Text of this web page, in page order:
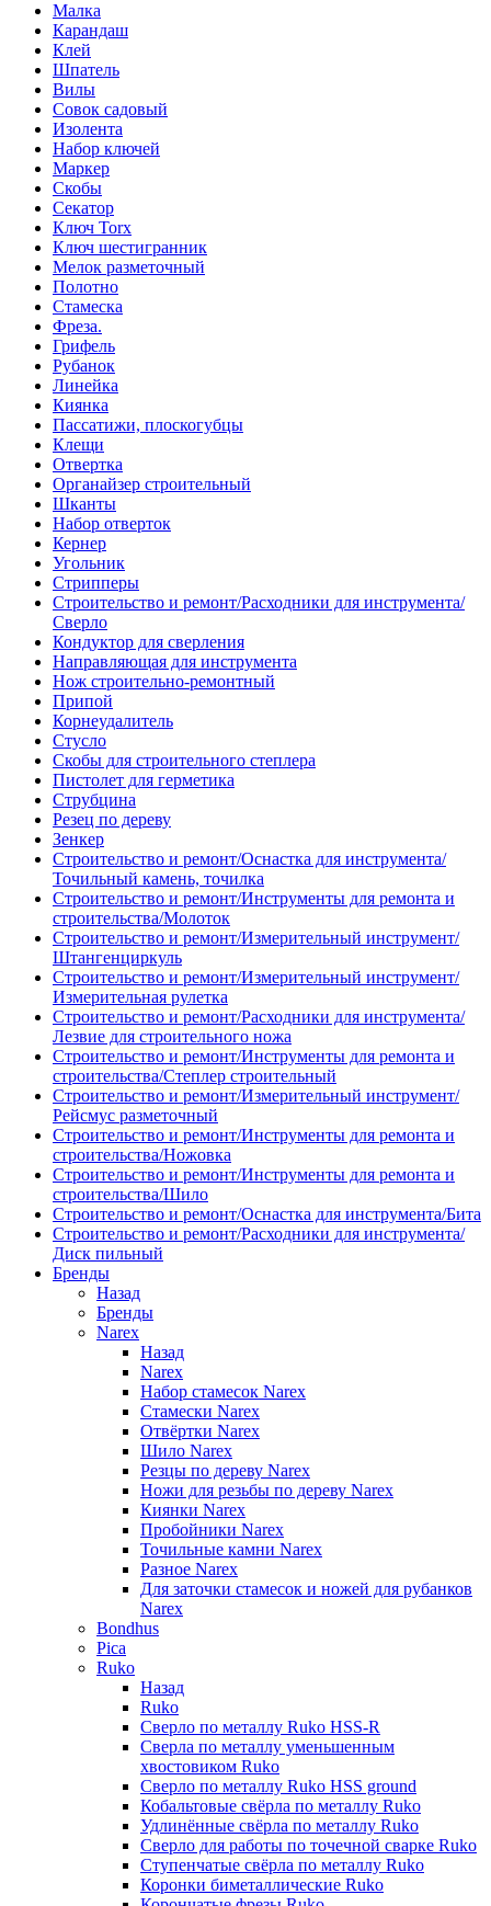
Малка
Карандаш
Клей
Шпатель
Вилы
Совок садовый
Изолента
Набор ключей
Маркер
Скобы
Секатор
Ключ Torx
Ключ шестигранник
Мелок разметочный
Полотно
Стамеска
Фреза.
Грифель
Рубанок
Линейка
Киянка
Пассатижи, плоскогубцы
Клещи
Отвертка
Органайзер строительный
Шканты
Набор отверток
Кернер
Угольник
Стрипперы
Строительство и ремонт/Расходники для инструмента/
Сверло
Кондуктор для сверления
Направляющая для инструмента
Нож строительно-ремонтный
Припой
Корнеудалитель
Стусло
Скобы для строительного степлера
Пистолет для герметика
Струбцина
Резец по дереву
Зенкер
Строительство и ремонт/Оснастка для инструмента/
Точильный камень, точилка
Строительство и ремонт/Инструменты для ремонта и
строительства/Молоток
Строительство и ремонт/Измерительный инструмент/
Штангенциркуль
Строительство и ремонт/Измерительный инструмент/
Измерительная рулетка
Строительство и ремонт/Расходники для инструмента/
Лезвие для строительного ножа
Строительство и ремонт/Инструменты для ремонта и
строительства/Степлер строительный
Строительство и ремонт/Измерительный инструмент/
Рейсмус разметочный
Строительство и ремонт/Инструменты для ремонта и
строительства/Ножовка
Строительство и ремонт/Инструменты для ремонта и
строительства/Шило
Строительство и ремонт/Оснастка для инструмента/Бита
Строительство и ремонт/Расходники для инструмента/
Диск пильный
Бренды
Назад
Бренды
Narex
Назад
Narex
Набор стамесок Narex
Стамески Narex
Отвёртки Narex
Шило Narex
Резцы по дереву Narex
Ножи для резьбы по дереву Narex
Киянки Narex
Пробойники Narex
Точильные камни Narex
Разное Narex
Для заточки стамесок и ножей для рубанков
Narex
Bondhus
Pica
Ruko
Назад
Ruko
Сверло по металлу Ruko HSS-R
Сверла по металлу уменьшенным
хвостовиком Ruko
Сверло по металлу Ruko HSS ground
Кобальтовые свёрла по металлу Ruko
Удлинённые свёрла по металлу Ruko
Сверло для работы по точечной сварке Ruko
Ступенчатые свёрла по металлу Ruko
Коронки биметаллические Ruko